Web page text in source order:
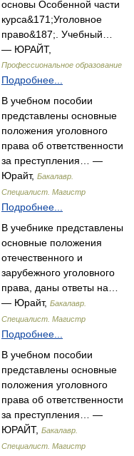
основы Особенной части
курса&171;Уголовное
право&187;. Учебный…
— ЮРАЙТ,
Профессиональное образование
Подробнее...
В учебном пособии
представлены основные
положения уголовного
права об ответственности
за преступления… —
Юрайт, Бакалавр.
Специалист. Магистр
Подробнее...
В учебнике представлены
основные положения
отечественного и
зарубежного уголовного
права, даны ответы на…
— Юрайт, Бакалавр.
Специалист. Магистр
Подробнее...
В учебном пособии
представлены основные
положения уголовного
права об ответственности
за преступления… —
ЮРАЙТ, Бакалавр.
Специалист. Магистр